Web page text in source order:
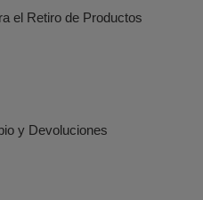
el Retiro de Productos
y Devoluciones